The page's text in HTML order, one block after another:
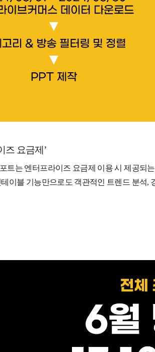
즈 요금제’
트는 엔터프라이즈 요금제 이용 시 제공되
이블 기능만으로도 객관적인 트렌드 분석,